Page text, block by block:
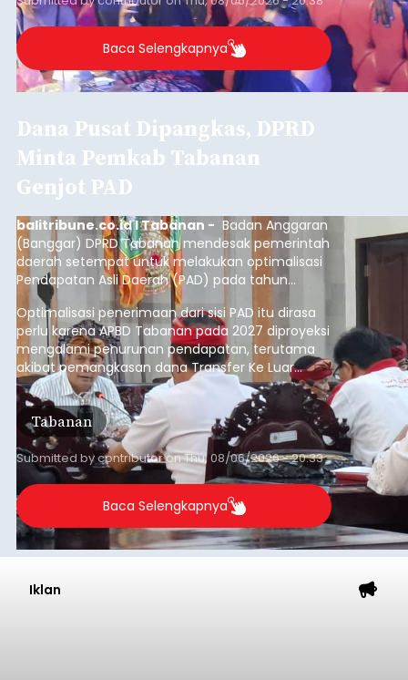
Baca Selengkapnya
Dana Pusat Dipangkas, DPRD
Minta Pemkab Tabanan
Genjot PAD
balitribune.co.id I Tabanan - Badan Anggaran
(Banggar) DPRD Tabanan mendesak pemerintah
daerah setempat untuk melakukan optimalisasi
Pendapatan Asli Daerah (PAD) pada tahun
anggaran 2027.
Optimalisasi penerimaan dari sisi PAD itu dirasa
perlu karena APBD Tabanan pada 2027 diproyeksi
mengalami penurunan pendapatan, terutama
akibat pemangkasan dana Transfer Ke Luar
Daerah (TKD) dari pemerintah pusat.
Tabanan
Submitted bycontributoronThu, 08/06/2026 - 20:33
Baca Selengkapnya
Iklan